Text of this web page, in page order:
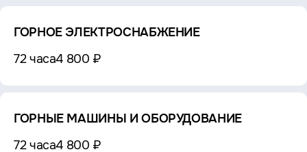
ГОРНОЕ ЭЛЕКТРОСНАБЖЕНИЕ
72 часа4 800 ₽
ГОРНЫЕ МАШИНЫ И ОБОРУДОВАНИЕ
72 часа4 800 ₽